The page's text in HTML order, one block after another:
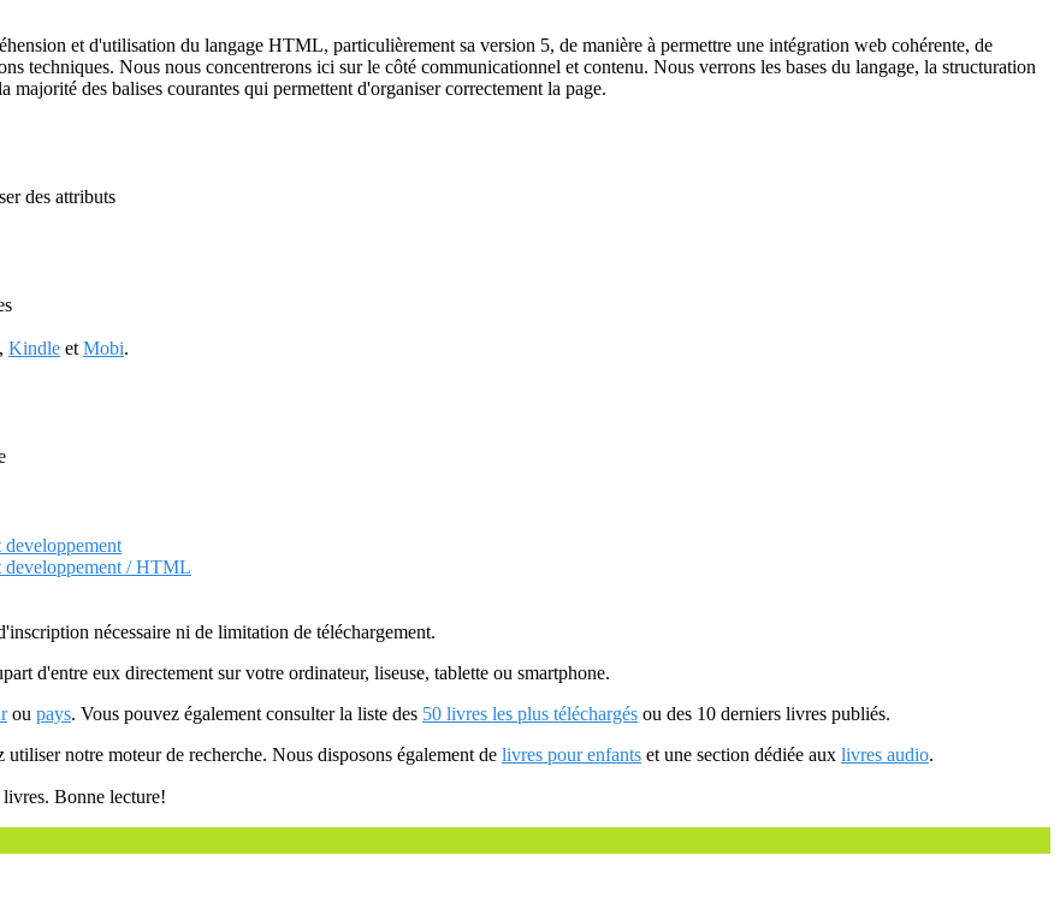
et d'utilisation du langage HTML, particulièrement sa version 5, de manière à permettre une intégration web cohérente, de
techniques. Nous nous concentrerons ici sur le côté communicationnel et contenu. Nous verrons les bases du langage, la structuration
majorité des balises courantes qui permettent d'organiser correctement la page.
des attributs
, Kindle et Mobi.
developpement / HTML
nécessaire ni de limitation de téléchargement.
d'entre eux directement sur votre ordinateur, liseuse, tablette ou smartphone.
ou pays. Vous pouvez également consulter la liste des 50 livres les plus téléchargés ou des 10 derniers livres publiés.
notre moteur de recherche. Nous disposons également de livres pour enfants et une section dédiée aux livres audio.
Bonne lecture!